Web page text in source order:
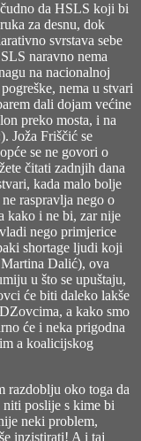
da HSLS koji bi
za desnu, dok
svrstava sebe
naravno nema
na nacionalnoj
nema u stvari
dali dojam većine
preko mosta, i na
Joža Friščić se
se ne govori o
čitati zadnjih dana
kada malo bolje
raspravlja nego o
kako i ne bi, zar nije
nego primjerice
shortage ljudi koji
Dalić), ova
u što se upuštaju,
će biti daleko lakše
a kako smo
će i neka prigodna
a koalicijskog
razdoblju oko toga da
poslije s kime bi
neki problem,
inzistirati! A i taj